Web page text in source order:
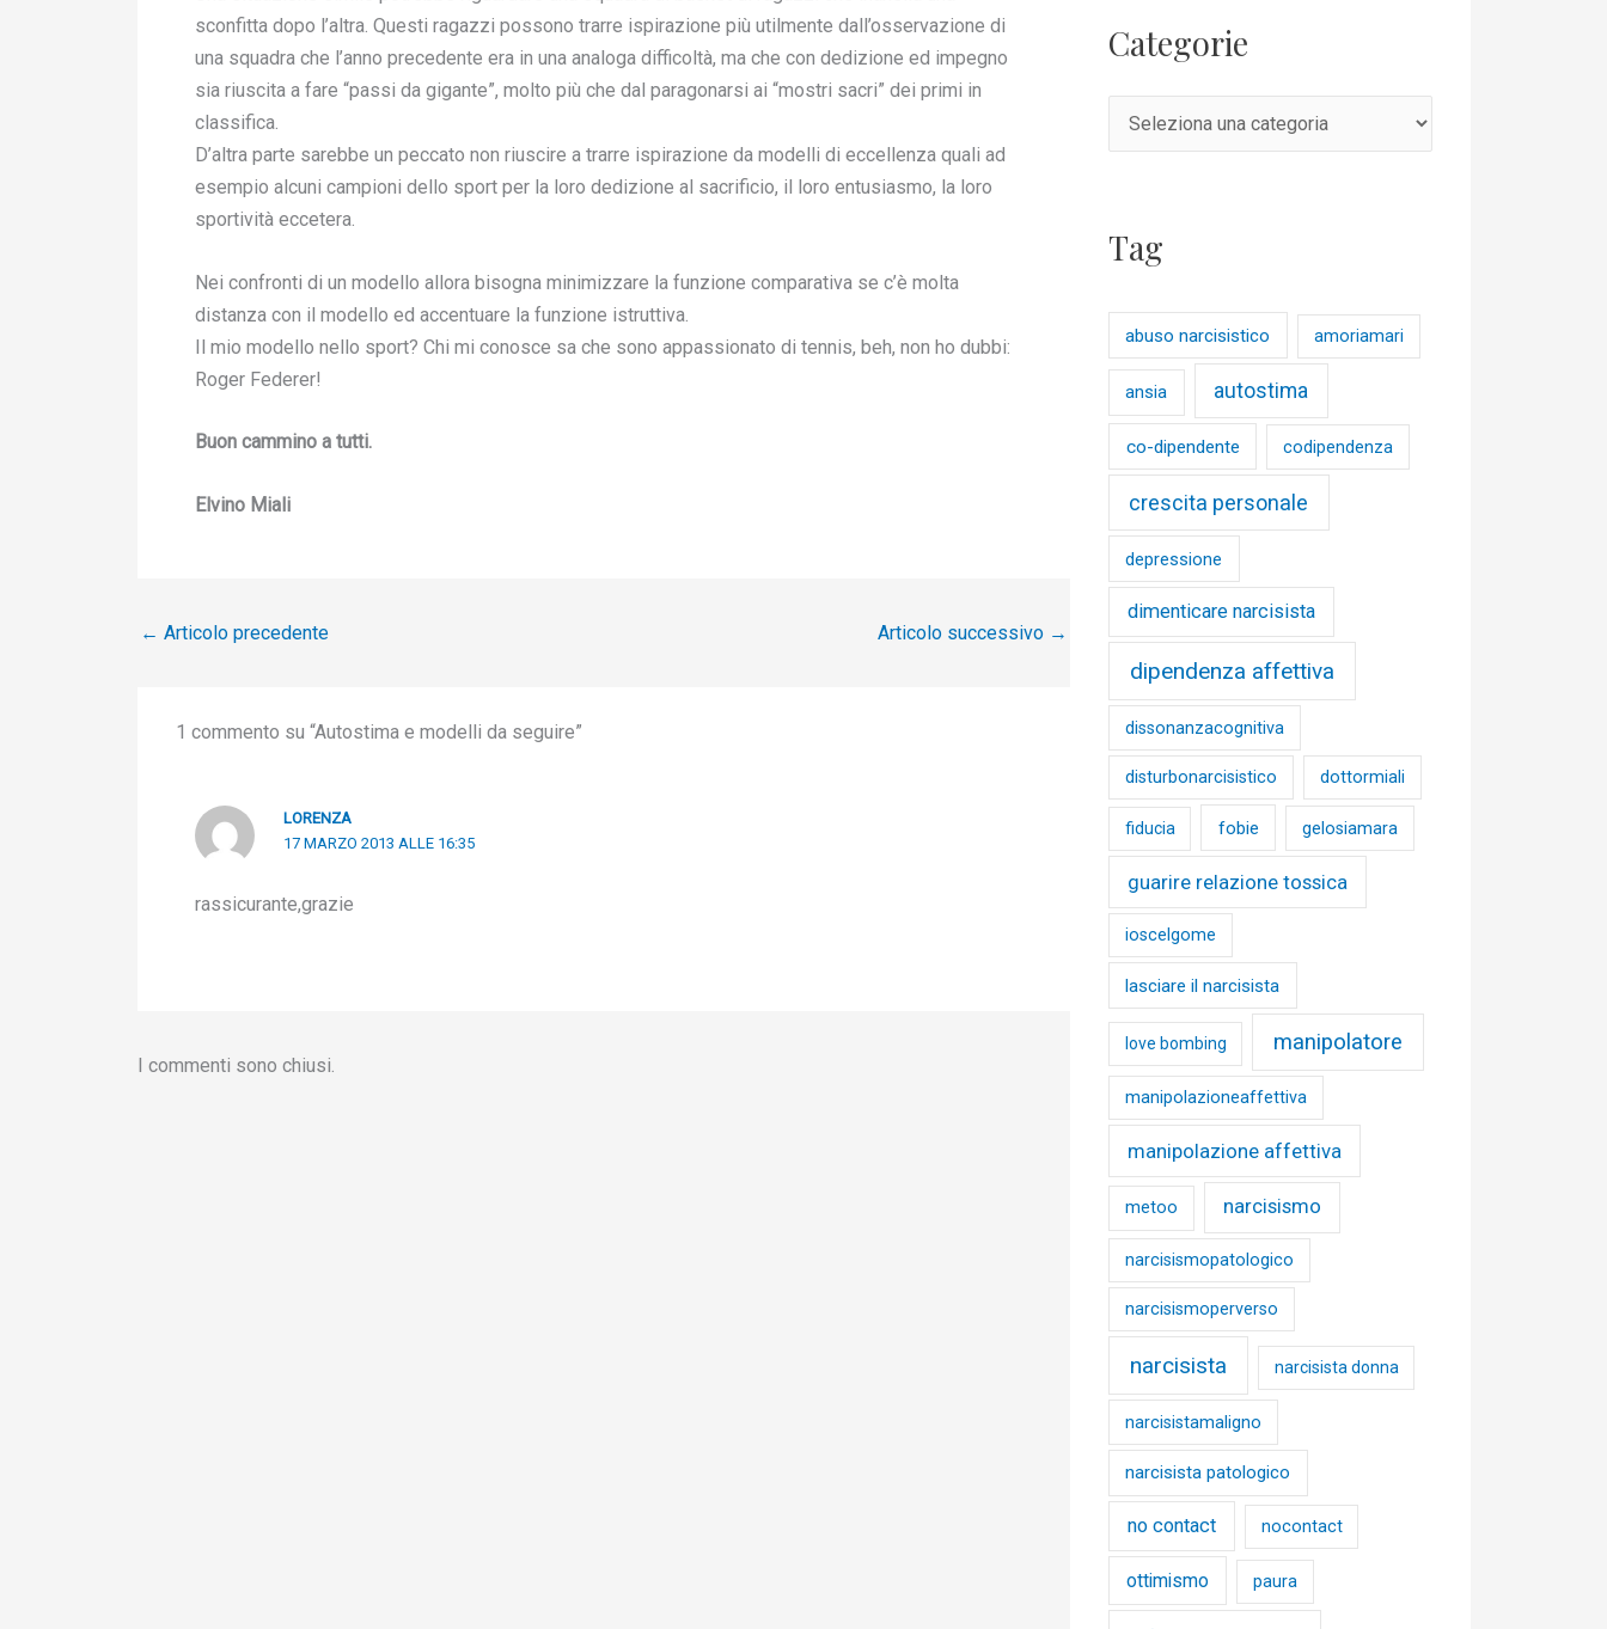
sconfitta dopo l’altra. Questi ragazzi possono trarre ispirazione più utilmente dall’osservazione di
una squadra che l’anno precedente era in una analoga difficoltà, ma che con dedizione ed impegno
sia riuscita a fare “passi da gigante”, molto più che dal paragonarsi ai “mostri sacri” dei primi in
classifica.
D’altra parte sarebbe un peccato non riuscire a trarre ispirazione da modelli di eccellenza quali ad
esempio alcuni campioni dello sport per la loro dedizione al sacrificio, il loro entusiasmo, la loro
sportività eccetera.
Nei confronti di un modello allora bisogna minimizzare la funzione comparativa se c’è molta
distanza con il modello ed accentuare la funzione istruttiva.
Il mio modello nello sport? Chi mi conosce sa che sono appassionato di tennis, beh, non ho dubbi:
Roger Federer!
Buon cammino a tutti.
Elvino Miali
← Articolo precedente Articolo successivo →
1 commento su “Autostima e modelli da seguire”
LORENZA
17 MARZO 2013 ALLE 16:35
rassicurante,grazie
I commenti sono chiusi.
Categorie
Tag
abuso narcisistico amoriamari
ansia autostima
co-dipendente codipendenza
crescita personale
depressione
dimenticare narcisista
dipendenza affettiva
dissonanzacognitiva
disturbonarcisistico dottormiali
fiducia fobie gelosiamara
guarire relazione tossica
ioscelgome
lasciare il narcisista
love bombing manipolatore
manipolazioneaffettiva
manipolazione affettiva
metoo narcisismo
narcisismopatologico
narcisismoperverso
narcisista narcisista donna
narcisistamaligno
narcisista patologico
no contact nocontact
ottimismo paura